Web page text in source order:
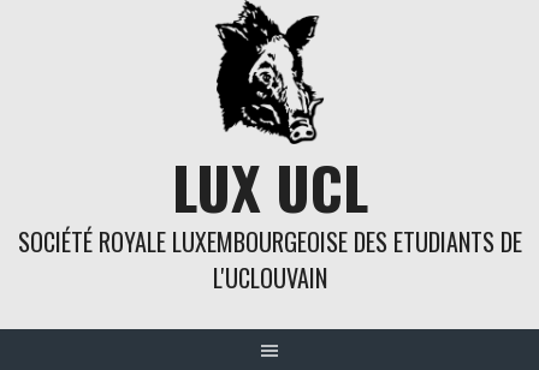
LUX UCL
SOCIÉTÉ ROYALE LUXEMBOURGEOISE DES ETUDIANTS DE
L'UCLOUVAIN